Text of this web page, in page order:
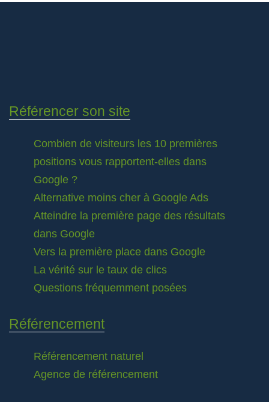
Référencer son site
Combien de visiteurs les 10 premières
positions vous rapportent-elles dans
Google ?
Alternative moins cher à Google Ads
Atteindre la première page des résultats
dans Google
Vers la première place dans Google
La vérité sur le taux de clics
Questions fréquemment posées
Référencement
Référencement naturel
Agence de référencement